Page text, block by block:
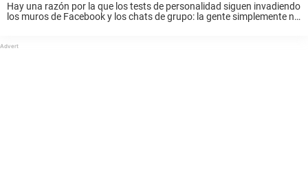
Hay una razón por la que los tests de personalidad siguen invadiendo
los muros de Facebook y los chats de grupo: la gente simplemente no